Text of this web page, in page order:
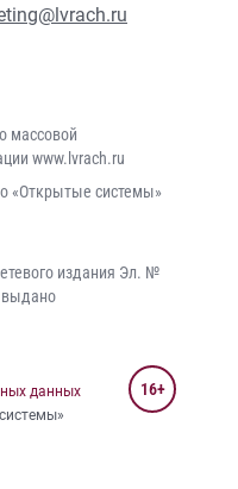
массовой
www.lvrach.ru
«Открытые системы»
издания Эл. №
выдано
данных
16+